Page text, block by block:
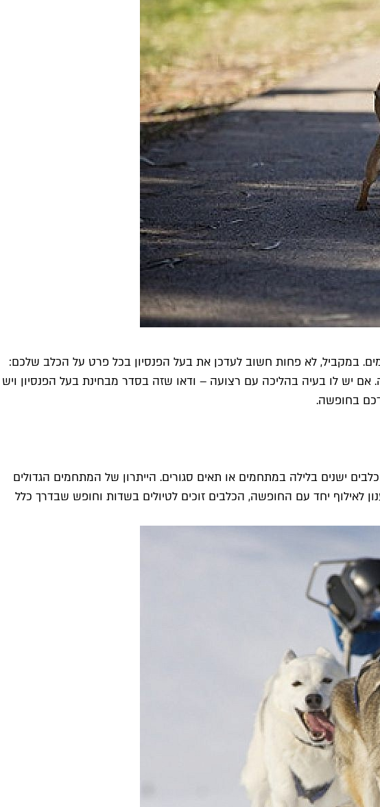
במקביל, לא פחות חשוב לעדכן את בעל הפנסיון בכל פרט על הכלב שלכם:
יש לו בעיה בהליכה עם רצועה – ודאו שזה בסדר מבחינת בעל הפנסיון ויש
בחופשה.
ישנים בלילה במתחמים או תאים סגורים. הייתרון של המתחמים הגדולים
לאילוף יחד עם החופשה, הכלבים זוכים לטיולים בשדות וחופש שבדרך כלל